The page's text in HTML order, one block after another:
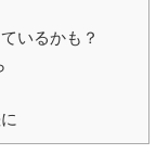
いるかも？